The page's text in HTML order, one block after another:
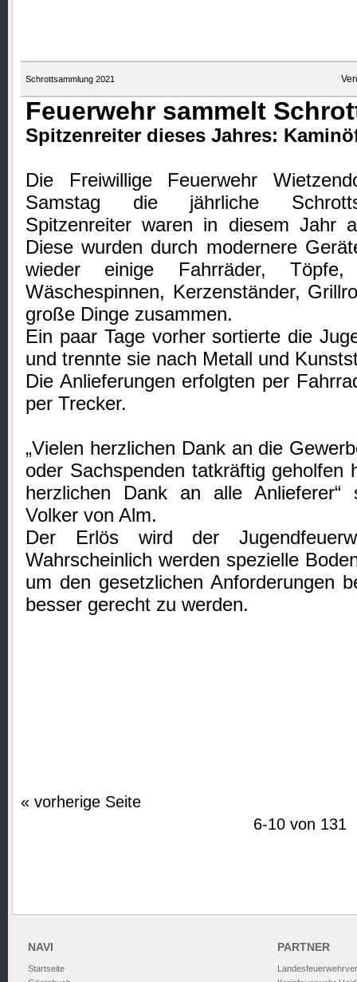
Schrottsammlung 2021
Feuerwehr sammelt
Spitzenreiter dieses Jahres:
Die Freiwillige Feuerwehr
Samstag die jährliche
Spitzenreiter waren in diesem Jahr
Diese wurden durch modernere
wieder einige Fahrräder, Töpfe,
Wäschespinnen, Kerzenständer,
große Dinge zusammen.
Ein paar Tage vorher sortierte die
und trennte sie nach Metall und
Die Anlieferungen erfolgten per
per Trecker.
„Vielen herzlichen Dank an die
oder Sachspenden tatkräftig geholfen
herzlichen Dank an alle Anlieferer“
Volker von Alm.
Der Erlös wird der
Wahrscheinlich werden spezielle
um den gesetzlichen Anforderungen
besser gerecht zu werden.
« vorherige Seite
6-10 von 131
NAVI
Startseite
PARTNER